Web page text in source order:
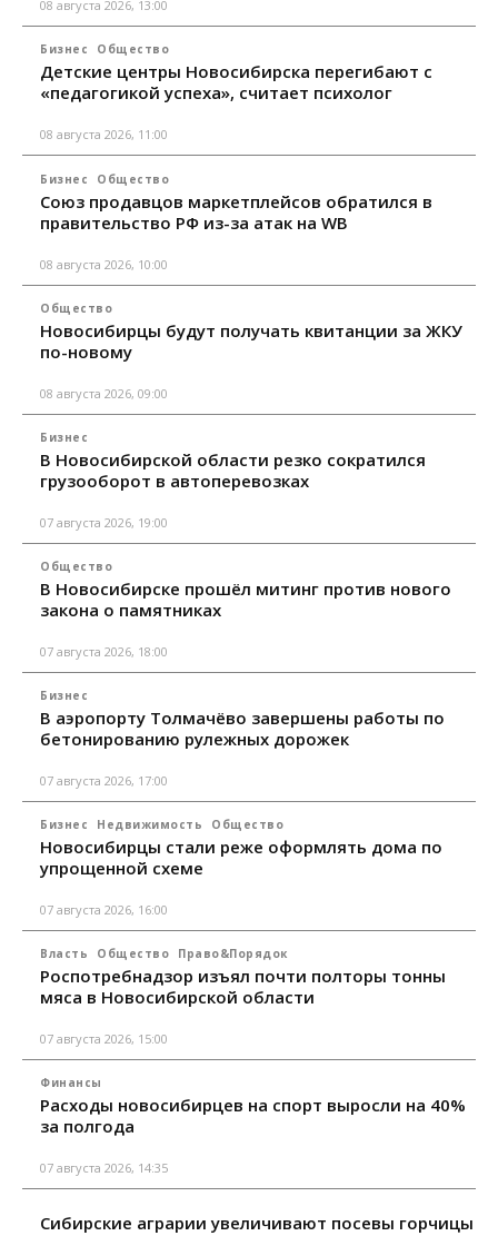
08 августа 2026, 13:00
Бизнес Общество
Детские центры Новосибирска перегибают с
«педагогикой успеха», считает психолог
08 августа 2026, 11:00
Бизнес Общество
Союз продавцов маркетплейсов обратился в
правительство РФ из-за атак на WB
08 августа 2026, 10:00
Общество
Новосибирцы будут получать квитанции за ЖКУ
по-новому
08 августа 2026, 09:00
Бизнес
В Новосибирской области резко сократился
грузооборот в автоперевозках
07 августа 2026, 19:00
Общество
В Новосибирске прошёл митинг против нового
закона о памятниках
07 августа 2026, 18:00
Бизнес
В аэропорту Толмачёво завершены работы по
бетонированию рулежных дорожек
07 августа 2026, 17:00
Бизнес Недвижимость Общество
Новосибирцы стали реже оформлять дома по
упрощенной схеме
07 августа 2026, 16:00
Власть Общество Право&Порядок
Роспотребнадзор изъял почти полторы тонны
мяса в Новосибирской области
07 августа 2026, 15:00
Финансы
Расходы новосибирцев на спорт выросли на 40%
за полгода
07 августа 2026, 14:35
Сибирские аграрии увеличивают посевы горчицы